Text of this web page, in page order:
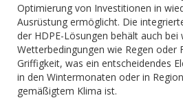
Optimierung von Investitionen in
Ausrüstung ermöglicht. Die
der HDPE-Lösungen behält auch bei
Wetterbedingungen wie Regen oder
Griffigkeit, was ein entscheidendes
in den Wintermonaten oder in
gemäßigtem Klima ist.